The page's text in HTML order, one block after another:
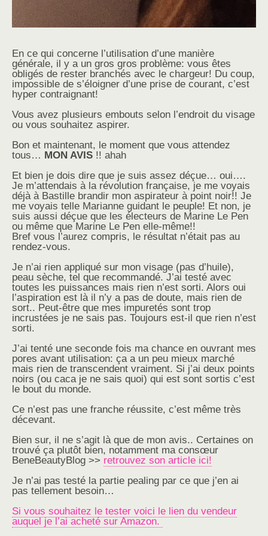
En ce qui concerne l’utilisation d’une manière
générale, il y a un gros gros problème: vous êtes
obligés de rester branchés avec le chargeur! Du coup,
impossible de s’éloigner d’une prise de courant, c’est
hyper contraignant!
Vous avez plusieurs embouts selon l’endroit du visage
ou vous souhaitez aspirer.
Bon et maintenant, le moment que vous attendez
tous… MON AVIS !! ahah
Et bien je dois dire que je suis assez déçue… oui….
Je m’attendais à la révolution française, je me voyais
déjà à Bastille brandir mon aspirateur à point noir!! Je
me voyais telle Marianne guidant le peuple! Et non, je
suis aussi déçue que les électeurs de Marine Le Pen
ou même que Marine Le Pen elle-même!!
Bref vous l’aurez compris, le résultat n’était pas au
rendez-vous.
Je n’ai rien appliqué sur mon visage (pas d’huile),
peau sèche, tel que recommandé. J’ai testé avec
toutes les puissances mais rien n’est sorti. Alors oui
l’aspiration est là il n’y a pas de doute, mais rien de
sort.. Peut-être que mes impuretés sont trop
incrustées je ne sais pas. Toujours est-il que rien n’est
sorti.
J’ai tenté une seconde fois ma chance en ouvrant mes
pores avant utilisation: ça a un peu mieux marché
mais rien de transcendent vraiment. Si j’ai deux points
noirs (ou caca je ne sais quoi) qui est sont sortis c’est
le bout du monde.
Ce n’est pas une franche réussite, c’est même très
décevant.
Bien sur, il ne s’agit là que de mon avis.. Certaines on
trouvé ça plutôt bien, notamment ma consœur
BeneBeautyBlog >> retrouvez son article ici!
Je n’ai pas testé la partie pealing par ce que j’en ai
pas tellement besoin…
Si vous souhaitez le tester voici le lien du vendeur
auquel je l’ai acheté sur Amazon.